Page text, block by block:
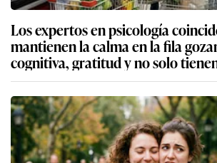
Los expertos en psicología
mantienen la calma en la fila
cognitiva, gratitud y no solo